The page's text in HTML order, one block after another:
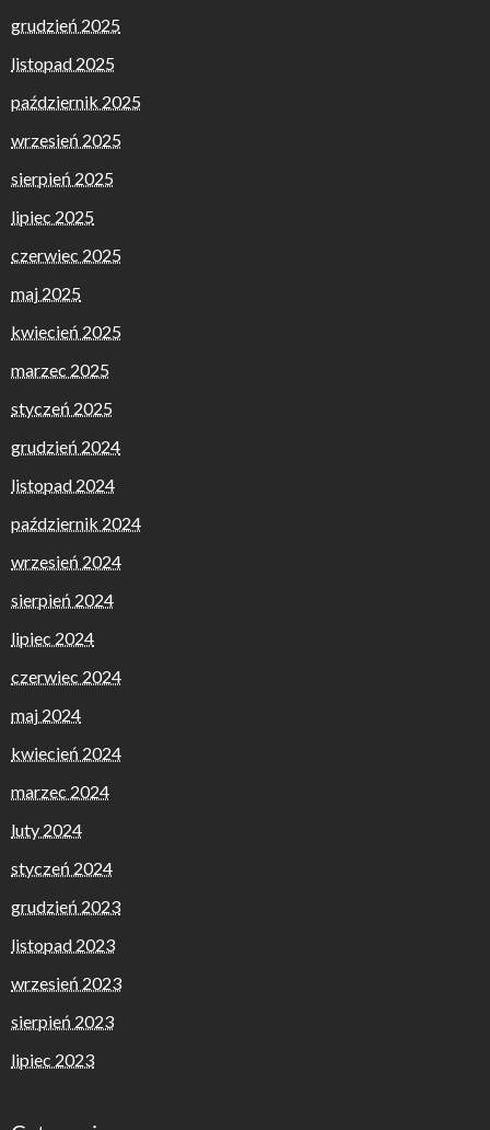
grudzień 2025
listopad 2025
październik 2025
wrzesień 2025
sierpień 2025
lipiec 2025
czerwiec 2025
maj 2025
kwiecień 2025
marzec 2025
styczeń 2025
grudzień 2024
listopad 2024
październik 2024
wrzesień 2024
sierpień 2024
lipiec 2024
czerwiec 2024
maj 2024
kwiecień 2024
marzec 2024
luty 2024
styczeń 2024
grudzień 2023
listopad 2023
wrzesień 2023
sierpień 2023
lipiec 2023